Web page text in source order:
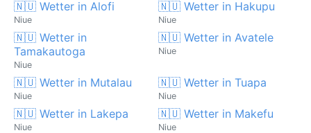
🇳🇺 Wetter in Alofi
Niue
🇳🇺 Wetter in Hakupu
Niue
🇳🇺 Wetter in
Tamakautoga
Niue
🇳🇺 Wetter in Avatele
Niue
🇳🇺 Wetter in Mutalau
Niue
🇳🇺 Wetter in Tuapa
Niue
🇳🇺 Wetter in Lakepa
Niue
🇳🇺 Wetter in Makefu
Niue